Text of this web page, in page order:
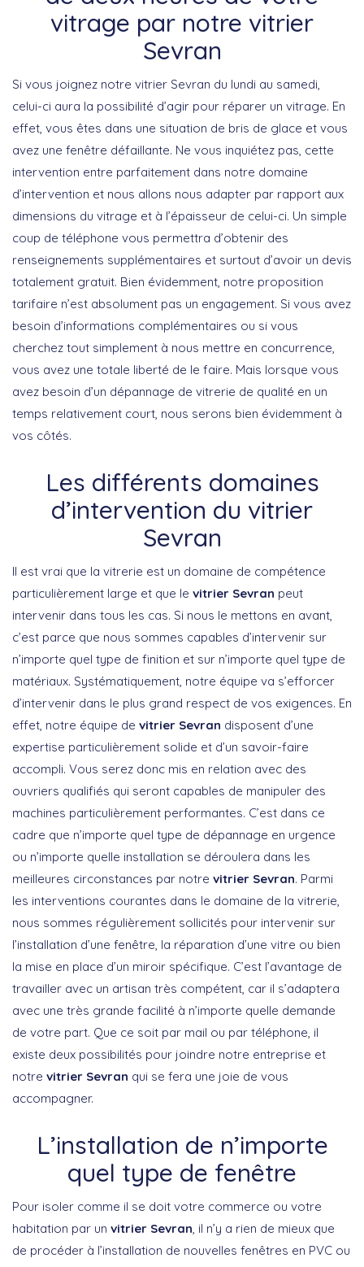
vitrage par notre vitrier
Sevran
Si vous joignez notre vitrier Sevran du lundi au samedi,
celui-ci aura la possibilité d’agir pour réparer un vitrage. En
effet, vous êtes dans une situation de bris de glace et vous
avez une fenêtre défaillante. Ne vous inquiétez pas, cette
intervention entre parfaitement dans notre domaine
d’intervention et nous allons nous adapter par rapport aux
dimensions du vitrage et à l’épaisseur de celui-ci. Un simple
coup de téléphone vous permettra d’obtenir des
renseignements supplémentaires et surtout d’avoir un devis
totalement gratuit. Bien évidemment, notre proposition
tarifaire n’est absolument pas un engagement. Si vous avez
besoin d’informations complémentaires ou si vous
cherchez tout simplement à nous mettre en concurrence,
vous avez une totale liberté de le faire. Mais lorsque vous
avez besoin d’un dépannage de vitrerie de qualité en un
temps relativement court, nous serons bien évidemment à
vos côtés.
Les différents domaines
d’intervention du vitrier
Sevran
Il est vrai que la vitrerie est un domaine de compétence
particulièrement large et que le vitrier Sevran peut
intervenir dans tous les cas. Si nous le mettons en avant,
c’est parce que nous sommes capables d’intervenir sur
n’importe quel type de finition et sur n’importe quel type de
matériaux. Systématiquement, notre équipe va s’efforcer
d’intervenir dans le plus grand respect de vos exigences. En
effet, notre équipe de vitrier Sevran disposent d’une
expertise particulièrement solide et d’un savoir-faire
accompli. Vous serez donc mis en relation avec des
ouvriers qualifiés qui seront capables de manipuler des
machines particulièrement performantes. C’est dans ce
cadre que n’importe quel type de dépannage en urgence
ou n’importe quelle installation se déroulera dans les
meilleures circonstances par notre vitrier Sevran. Parmi
les interventions courantes dans le domaine de la vitrerie,
nous sommes régulièrement sollicités pour intervenir sur
l’installation d’une fenêtre, la réparation d’une vitre ou bien
la mise en place d’un miroir spécifique. C’est l’avantage de
travailler avec un artisan très compétent, car il s’adaptera
avec une très grande facilité à n’importe quelle demande
de votre part. Que ce soit par mail ou par téléphone, il
existe deux possibilités pour joindre notre entreprise et
notre vitrier Sevran qui se fera une joie de vous
accompagner.
L’installation de n’importe
quel type de fenêtre
Pour isoler comme il se doit votre commerce ou votre
habitation par un vitrier Sevran , il n’y a rien de mieux que
de procéder à l’installation de nouvelles fenêtres en PVC ou